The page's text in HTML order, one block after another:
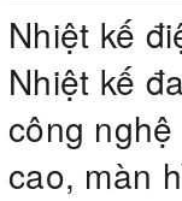
Nhiệt kế
Nhiệt kế
công
cao, màn